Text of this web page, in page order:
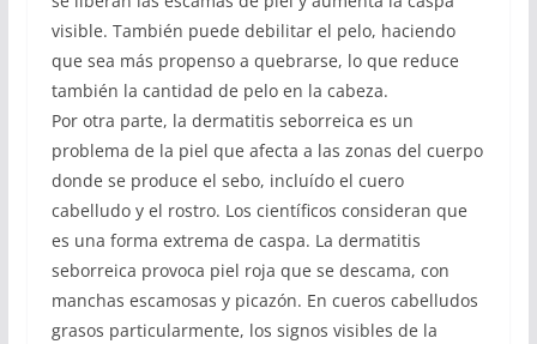
visible. También puede debilitar el pelo, haciendo
que sea más propenso a quebrarse, lo que reduce
también la cantidad de pelo en la cabeza.
Por otra parte, la dermatitis seborreica es un
problema de la piel que afecta a las zonas del cuerpo
donde se produce el sebo, incluído el cuero
cabelludo y el rostro. Los científicos consideran que
es una forma extrema de caspa. La dermatitis
seborreica provoca piel roja que se descama, con
manchas escamosas y picazón. En cueros cabelludos
grasos particularmente, los signos visibles de la